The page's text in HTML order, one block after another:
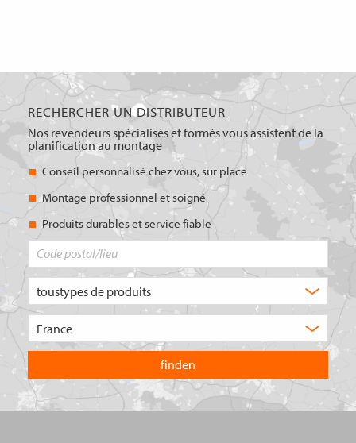
RECHERCHER UN DISTRIBUTEUR
Nos revendeurs spécialisés et formés vous assistent de la
planification au montage
Conseil personnalisé chez vous, sur place
Montage professionnel et soigné
Produits durables et service fiable
de
recherchez-
vous
?
pays
dans
lequel
vous
souhaitez